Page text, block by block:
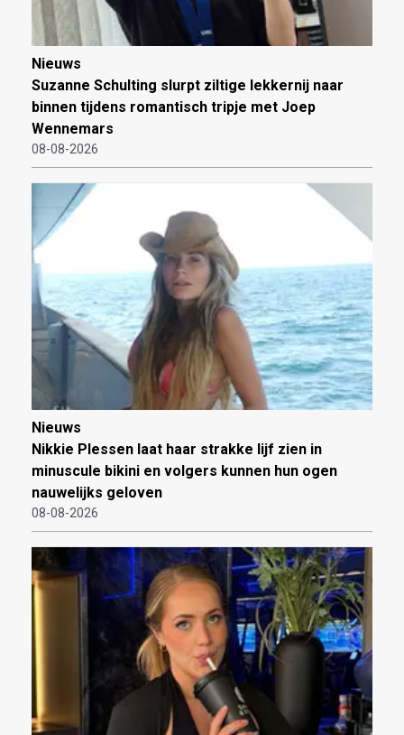
Nieuws
Suzanne Schulting slurpt ziltige lekkernij naar
binnen tijdens romantisch tripje met Joep
Wennemars
08-08-2026
Nieuws
Nikkie Plessen laat haar strakke lijf zien in
minuscule bikini en volgers kunnen hun ogen
nauwelijks geloven
08-08-2026